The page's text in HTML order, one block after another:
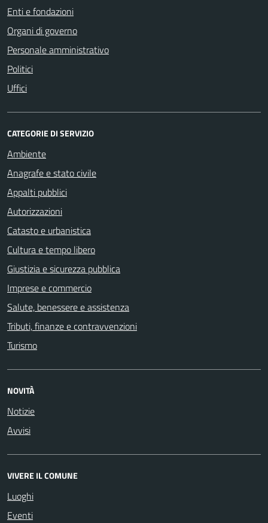
Enti e fondazioni
Organi di governo
Personale amministrativo
Politici
Uffici
CATEGORIE DI SERVIZIO
Ambiente
Anagrafe e stato civile
Appalti pubblici
Autorizzazioni
Catasto e urbanistica
Cultura e tempo libero
Giustizia e sicurezza pubblica
Imprese e commercio
Salute, benessere e assistenza
Tributi, finanze e contravvenzioni
Turismo
NOVITÀ
Notizie
Avvisi
VIVERE IL COMUNE
Luoghi
Eventi